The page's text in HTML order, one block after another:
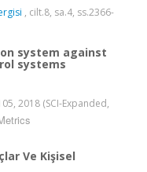
, cilt.8, sa.4, ss.2366-
system against
systems
2018 (SCI-Expanded,
Ve Kişisel